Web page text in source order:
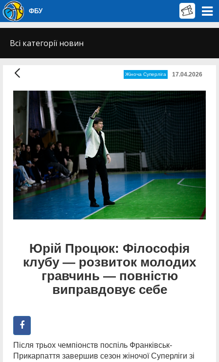
ФБУ
Всі категорії новин
Жіноча Суперліга 17.04.2026
Юрій Процюк: Філософія
клубу — розвиток молодих
гравчинь — повністю
виправдовує себе
Після трьох чемпіонств поспіль Франківськ-
Прикарпаття завершив сезон жіночої Суперліги зі